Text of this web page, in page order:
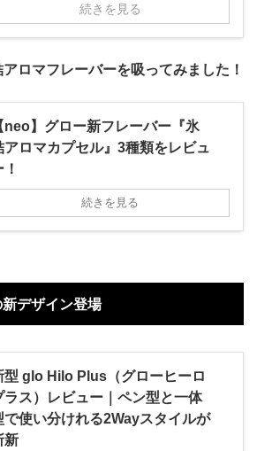
続きを見る
ロマフレーバーを吸ってみました！
neo】グロー新フレーバー『氷
アロマカプセル』3種類をレビュ
続きを見る
デザイン登場
型 glo Hilo Plus（グローヒーロ
ラス）レビュー｜ペン型と一体
で使い分けれる2Wayスタイルが
新